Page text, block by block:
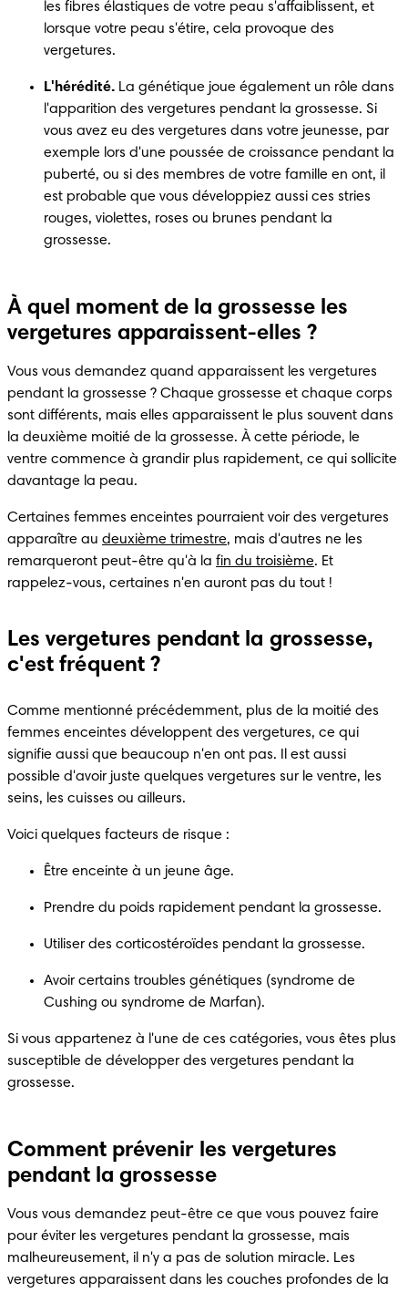
les fibres élastiques de votre peau s'affaiblissent, et
lorsque votre peau s'étire, cela provoque des
vergetures.
L'hérédité. La génétique joue également un rôle dans
l'apparition des vergetures pendant la grossesse. Si
vous avez eu des vergetures dans votre jeunesse, par
exemple lors d'une poussée de croissance pendant la
puberté, ou si des membres de votre famille en ont, il
est probable que vous développiez aussi ces stries
rouges, violettes, roses ou brunes pendant la
grossesse.
À quel moment de la grossesse les
vergetures apparaissent-elles ?
Vous vous demandez quand apparaissent les vergetures
pendant la grossesse ? Chaque grossesse et chaque corps
sont différents, mais elles apparaissent le plus souvent dans
la deuxième moitié de la grossesse. À cette période, le
ventre commence à grandir plus rapidement, ce qui sollicite
davantage la peau.
Certaines femmes enceintes pourraient voir des vergetures
apparaître au deuxième trimestre, mais d'autres ne les
remarqueront peut-être qu'à la fin du troisième. Et
rappelez-vous, certaines n'en auront pas du tout !
Les vergetures pendant la grossesse,
c'est fréquent ?
Comme mentionné précédemment, plus de la moitié des
femmes enceintes développent des vergetures, ce qui
signifie aussi que beaucoup n'en ont pas. Il est aussi
possible d'avoir juste quelques vergetures sur le ventre, les
seins, les cuisses ou ailleurs.
Voici quelques facteurs de risque :
Être enceinte à un jeune âge.
Prendre du poids rapidement pendant la grossesse.
Utiliser des corticostéroïdes pendant la grossesse.
Avoir certains troubles génétiques (syndrome de
Cushing ou syndrome de Marfan).
Si vous appartenez à l'une de ces catégories, vous êtes plus
susceptible de développer des vergetures pendant la
grossesse.
Comment prévenir les vergetures
pendant la grossesse
Vous vous demandez peut-être ce que vous pouvez faire
pour éviter les vergetures pendant la grossesse, mais
malheureusement, il n'y a pas de solution miracle. Les
vergetures apparaissent dans les couches profondes de la